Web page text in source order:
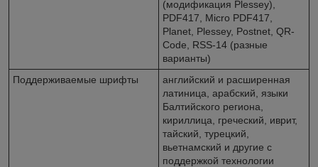
(модификация Plessey),
PDF417, Micro PDF417,
Planet, Plessey, Postnet, QR-
Code, RSS-14 (разные
варианты)
Поддерживаемые шрифты
английский и расширенная
латиница, арабский, языки
Балтийского региона,
кириллица, греческий, иврит,
тайский, турецкий,
вьетнамский и другие с
поддержкой технологии